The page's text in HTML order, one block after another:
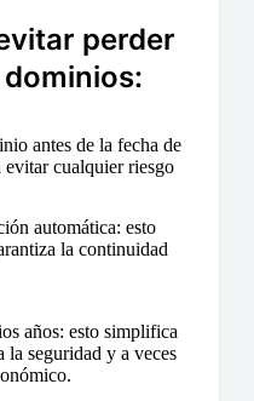
perder
antes de la fecha de
cualquier riesgo
automática: esto
la continuidad
años: esto simplifica
la seguridad y a veces